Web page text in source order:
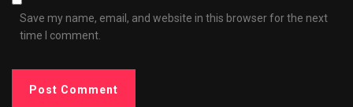
Save my name, email, and website in this browser for the next
time I comment.